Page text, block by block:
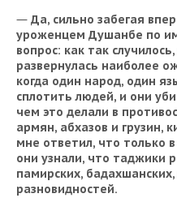
— Да, сильно забегая
уроженцем Душанбе по
вопрос: как так
развернулась наиболее
когда один народ, один
сплотить людей, и они
чем это делали в
армян, абхазов и грузин,
мне ответил, что только
они узнали, что таджики
памирских,
разновидностей.